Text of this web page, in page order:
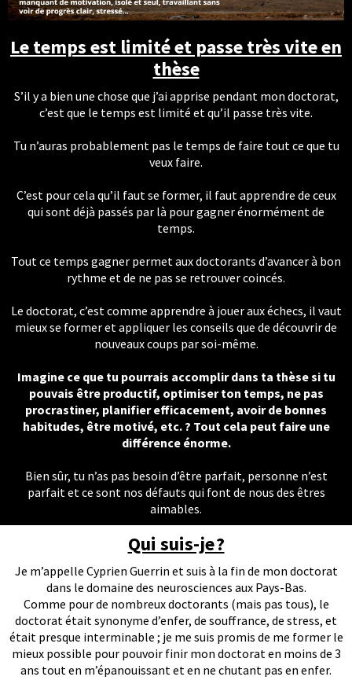
Le temps est limité et passe très vite en
thèse
S’il y a bien une chose que j’ai apprise pendant mon doctorat,
c’est que le temps est limité et qu’il passe très vite.
Tu n’auras probablement pas le temps de faire tout ce que tu
veux faire.
C’est pour cela qu’il faut se former, il faut apprendre de ceux
qui sont déjà passés par là pour gagner énormément de
temps.
Tout ce temps gagner permet aux doctorants d’avancer à bon
rythme et de ne pas se retrouver coincés.
Le doctorat, c’est comme apprendre à jouer aux échecs, il vaut
mieux se former et appliquer les conseils que de découvrir de
nouveaux coups par soi-même.
Imagine ce que tu pourrais accomplir dans ta thèse si tu
pouvais être productif, optimiser ton temps, ne pas
procrastiner, planifier efficacement, avoir de bonnes
habitudes, être motivé, etc. ? Tout cela peut faire une
différence énorme.
Bien sûr, tu n’as pas besoin d’être parfait, personne n’est
parfait et ce sont nos défauts qui font de nous des êtres
aimables.
Qui suis-je ?
Je m’appelle Cyprien Guerrin et suis à la fin de mon doctorat
dans le domaine des neurosciences aux Pays-Bas.
Comme pour de nombreux doctorants (mais pas tous), le
doctorat était synonyme d’enfer, de souffrance, de stress, et
était presque interminable ; je me suis promis de me former le
mieux possible pour pouvoir finir mon doctorat en moins de 3
ans tout en m’épanouissant et en ne chutant pas en enfer.